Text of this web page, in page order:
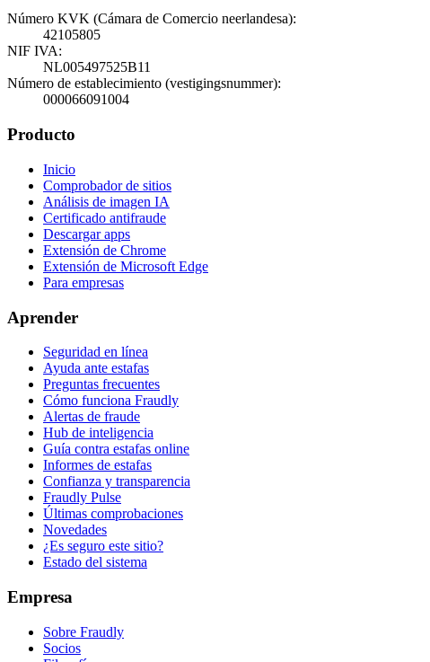
Número KVK (Cámara de Comercio neerlandesa):
42105805
NIF IVA:
NL005497525B11
Número de establecimiento (vestigingsnummer):
000066091004
Producto
Inicio
Comprobador de sitios
Análisis de imagen IA
Certificado antifraude
Descargar apps
Extensión de Chrome
Extensión de Microsoft Edge
Para empresas
Aprender
Seguridad en línea
Ayuda ante estafas
Preguntas frecuentes
Cómo funciona Fraudly
Alertas de fraude
Hub de inteligencia
Guía contra estafas online
Informes de estafas
Confianza y transparencia
Fraudly Pulse
Últimas comprobaciones
Novedades
¿Es seguro este sitio?
Estado del sistema
Empresa
Sobre Fraudly
Socios